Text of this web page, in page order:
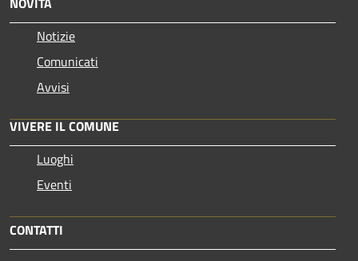
Notizie
Comunicati
Avvisi
VIVERE IL COMUNE
Luoghi
Eventi
CONTATTI